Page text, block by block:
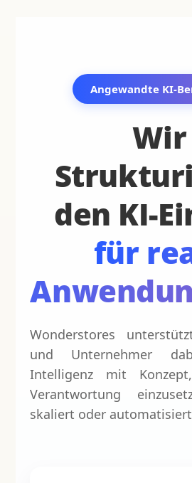
Angewandte KI-
Wir
den KI-
für
Wonderstores
und Unternehmer
Intelligenz mit
Verantwortung
skaliert oder